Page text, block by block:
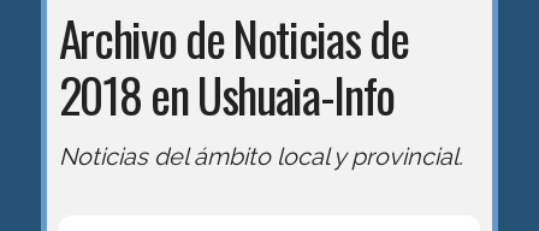
Archivo de Noticias de
2018 en Ushuaia-Info
Noticias del ámbito local y provincial.